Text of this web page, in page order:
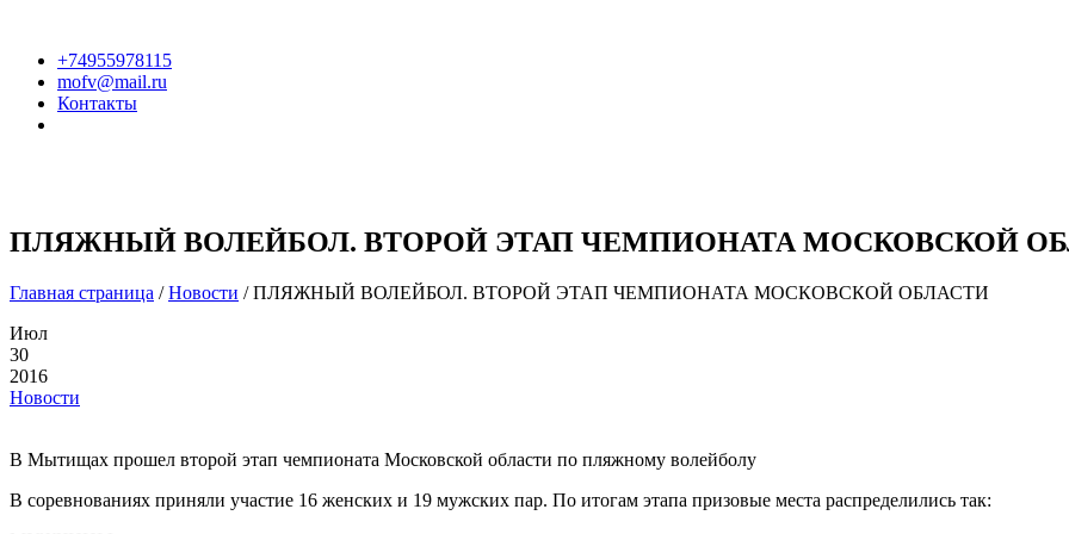
+74955978115
mofv@mail.ru
Контакты
ПЛЯЖНЫЙ ВОЛЕЙБОЛ. ВТОРОЙ ЭТАП ЧЕМПИОНАТА МОСКОВСКОЙ
Главная страница /Новости /ПЛЯЖНЫЙ ВОЛЕЙБОЛ. ВТОРОЙ ЭТАП ЧЕМПИОНАТА МОСКОВСКОЙ ОБЛАСТИ
Июл
30
2016
Новости
В Мытищах прошел второй этап чемпионата Московской области по пляжному волейболу
В соревнованиях приняли участие 16 женских и 19 мужских пар. По итогам этапа призовые места распределились так: